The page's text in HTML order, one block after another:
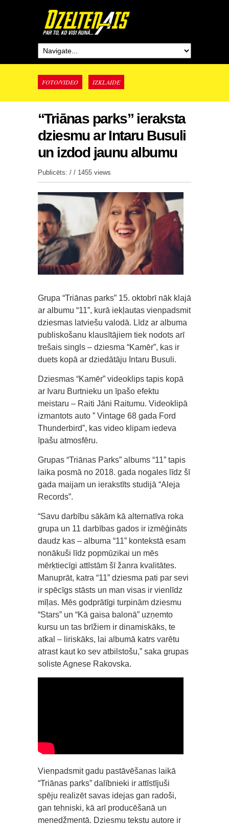
FOTO/VIDEO IZKLAIDE
“Triānas parks” ieraksta
dziesmu ar Intaru Busuli
un izdod jaunu albumu
Publicēts: / / 1455 views
Grupa “Triānas parks” 15. oktobrī nāk klajā
ar albumu “11”, kurā iekļautas vienpadsmit
dziesmas latviešu valodā. Līdz ar albuma
publiskošanu klausītājiem tiek nodots arī
trešais singls – dziesma “Kamēr”, kas ir
duets kopā ar dziedātāju Intaru Busuli.
Dziesmas “Kamēr” videoklips tapis kopā
ar Ivaru Burtnieku un īpašo efektu
meistaru – Raiti Jāni Raitumu. Videoklipā
izmantots auto ” Vintage 68 gada Ford
Thunderbird”, kas video klipam iedeva
īpašu atmosfēru.
Grupas “Triānas Parks” albums “11” tapis
laika posmā no 2018. gada nogales līdz šī
gada maijam un ierakstīts studijā “Aleja
Records”.
“Savu darbību sākām kā alternatīva roka
grupa un 11 darbības gados ir izmēģināts
daudz kas – albuma “11” kontekstā esam
nonākuši līdz popmūzikai un mēs
mērķtiecīgi attīstām šī žanra kvalitātes.
Manuprāt, katra “11” dziesma pati par sevi
ir spēcīgs stāsts un man visas ir vienlīdz
mīļas. Mēs godprātīgi turpinām dziesmu
“Stars” un “Kā gaisa balonā” uzņemto
kursu un tas brīžiem ir dinamiskāks, te
atkal – liriskāks, lai albumā katrs varētu
atrast kaut ko sev atbilstošu,” saka grupas
soliste Agnese Rakovska.
Vienpadsmit gadu pastāvēšanas laikā
“Triānas parks” dalībnieki ir attīstījuši
spēju realizēt savas idejas gan radoši,
gan tehniski, kā arī producēšanā un
menedžmentā. Dziesmu tekstu autore ir